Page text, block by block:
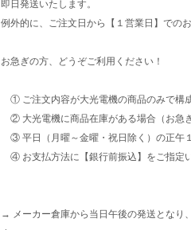
即日発送いたします。
例外的に、ご注文日から【１営業日】での
お急ぎの方、どうぞご利用ください！
① ご注文内容が大光電機の商品のみで構
② 大光電機に商品在庫がある場合（お急
③ 平日（月曜～金曜・祝日除く）の正午
④ お支払方法に【銀行前振込】をご指定
→ メーカー倉庫から当日午後の発送となり